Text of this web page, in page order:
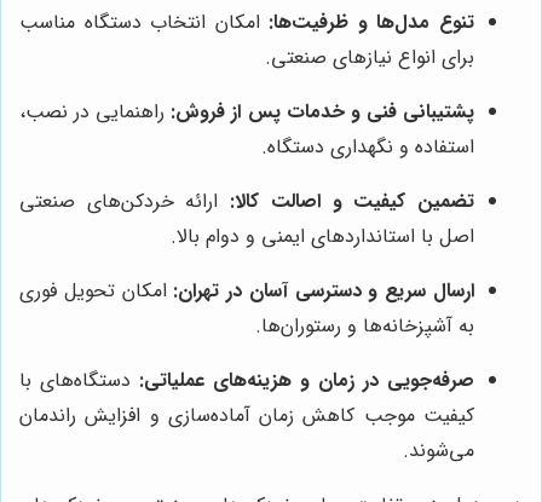
تنوع مدل‌ها و ظرفیت‌ها: امکان انتخاب دستگاه مناسب
برای انواع نیازهای صنعتی.
پشتیبانی فنی و خدمات پس از فروش: راهنمایی در نصب،
استفاده و نگهداری دستگاه.
تضمین کیفیت و اصالت کالا: ارائه خردکن‌های صنعتی
اصل با استانداردهای ایمنی و دوام بالا.
ارسال سریع و دسترسی آسان در تهران: امکان تحویل فوری
به آشپزخانه‌ها و رستوران‌ها.
صرفه‌جویی در زمان و هزینه‌های عملیاتی: دستگاه‌های با
کیفیت موجب کاهش زمان آماده‌سازی و افزایش راندمان
می‌شوند.